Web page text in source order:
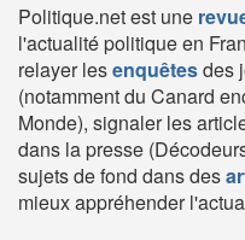
Politique.net est une
l'actualité politique en
relayer lesenquêtesdes
(notamment du Canard
Monde), signaler les
dans la presse
sujets de fond dans des
mieux appréhender